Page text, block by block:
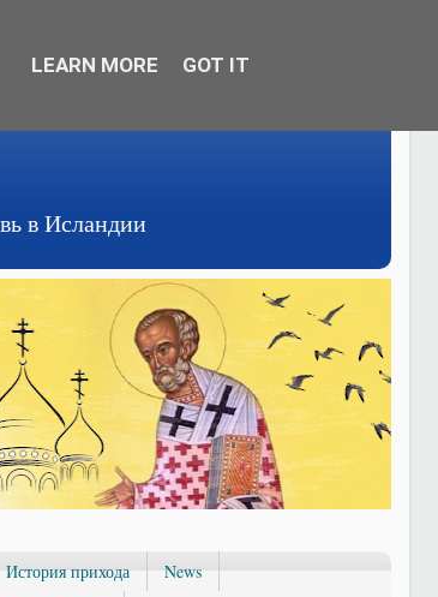
в Исландии
История прихода
News
LEARN MORE GOT IT